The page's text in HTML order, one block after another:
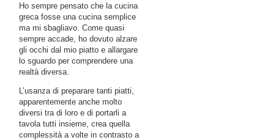
Ho sempre pensato che la cucina
greca fosse una cucina semplice
ma mi sbagliavo. Come quasi
sempre accade, ho dovuto alzare
gli occhi dal mio piatto e allargare
lo sguardo per comprendere una
realtà diversa.
L’usanza di preparare tanti piatti,
apparentemente anche molto
diversi tra di loro e di portarli a
tavola tutti insieme, crea quella
complessità a volte in contrasto a